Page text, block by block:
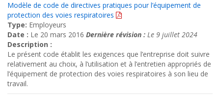
Modèle de code de directives pratiques pour l’équipement de
protection des voies respiratoires
Type: Employeurs
Date : Le 20 mars 2016 Dernière révision : Le 9 juillet 2024
Description :
Le présent code établit les exigences que l’entreprise doit suivre
relativement au choix, à l’utilisation et à l’entretien appropriés de
l’équipement de protection des voies respiratoires à son lieu de
travail.